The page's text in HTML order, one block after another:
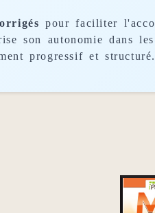
pour faciliter
son autonomie dans
progressif et